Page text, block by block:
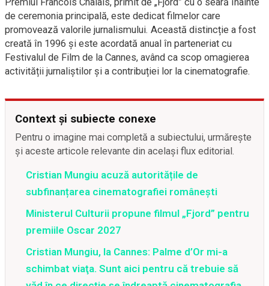
de ceremonia principală, este dedicat filmelor care
promovează valorile jurnalismului. Această distincție a fost
creată în 1996 și este acordată anual în parteneriat cu
Festivalul de Film de la Cannes, având ca scop omagierea
activității jurnaliștilor și a contribuției lor la cinematografie.
Context și subiecte conexe
Pentru o imagine mai completă a subiectului, urmărește
și aceste articole relevante din același flux editorial.
Cristian Mungiu acuză autoritățile de
subfinanțarea cinematografiei românești
Ministerul Culturii propune filmul „Fjord” pentru
premiile Oscar 2027
Cristian Mungiu, la Cannes: Palme d’Or mi-a
schimbat viaţa. Sunt aici pentru că trebuie să